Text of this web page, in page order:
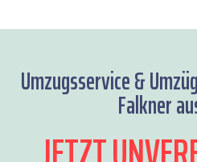
Umzugsservice &
Falkner